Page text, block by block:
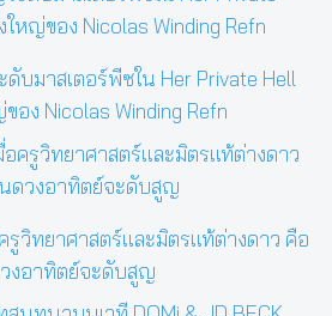
บมาสเตอร์พีซใน Her Private Hell
อง Nicolas Winding Refn
รูวิทยาศาสตร์และมิตรแท้ต่างดาว คือ
งอาทิตย์จะดับสูญ